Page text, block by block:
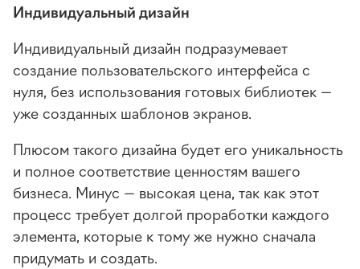
Индивидуальный дизайн
Индивидуальный дизайн подразумевает
создание пользовательского интерфейса с
нуля, без использования готовых библиотек —
уже созданных шаблонов экранов.
Плюсом такого дизайна будет его уникальность
и полное соответствие ценностям вашего
бизнеса. Минус — высокая цена, так как этот
процесс требует долгой проработки каждого
элемента, которые к тому же нужно сначала
придумать и создать.